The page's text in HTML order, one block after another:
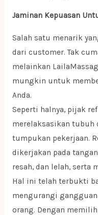
Jaminan Kepuasan
Salah satu menarik
dari customer. Tak
melainkan
mungkin untuk
Anda.
Seperti halnya, pijak
merelaksasikan tubuh
tumpukan pekerjaan.
dikerjakan pada
resah, dan lelah,
Hal ini telah terbukti
mengurangi
orang. Dengan